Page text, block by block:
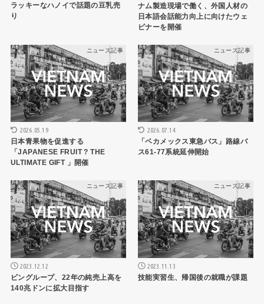
ラッキーなハノイで話題の豆乳売
り
ナム製造現場で働く、外国人材の
日本語会話能力向上に向けたウェ
ビナーを開催
ニュース記事
2026.05.19
日本青果物を促進する
「JAPANESE FRUIT ? THE
ULTIMATE GIFT 」開催
ニュース記事
2026.07.14
「ベカメックス東急バス」路線バ
ス61-77系統延伸開始
ニュース記事
2023.12.12
ビングループ、22年の純売上高を
140兆ドンに拡大目指す
ニュース記事
2023.11.13
技能実習生、帰国後の就職が課題